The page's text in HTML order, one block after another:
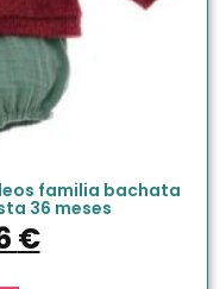
familia bachata
36 meses
€